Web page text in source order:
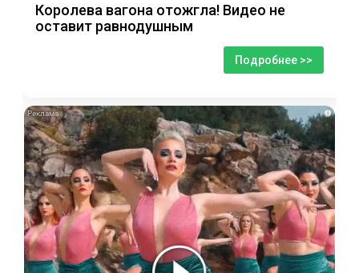
Королева вагона отожгла! Видео не
оставит равнодушным
Подробнее >>
i